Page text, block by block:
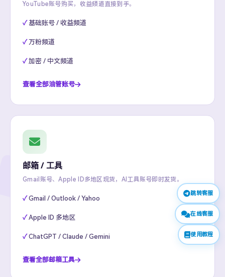
YouTube账号购买，收益频道直接到手。
基础账号 / 收益频道
万粉频道
加密 / 中文频道
查看全部油管账号
邮箱 / 工具
Gmail账号、Apple ID多地区现货，AI工具账号即时发货。
Gmail / Outlook / Yahoo
Apple ID 多地区
ChatGPT / Claude / Gemini
查看全部邮箱工具
跳转客服
在线客服
使用教程